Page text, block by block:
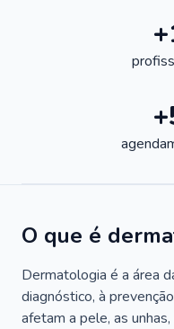
O que é
Dermatologia é a área
diagnóstico, à
afetam a pele, as